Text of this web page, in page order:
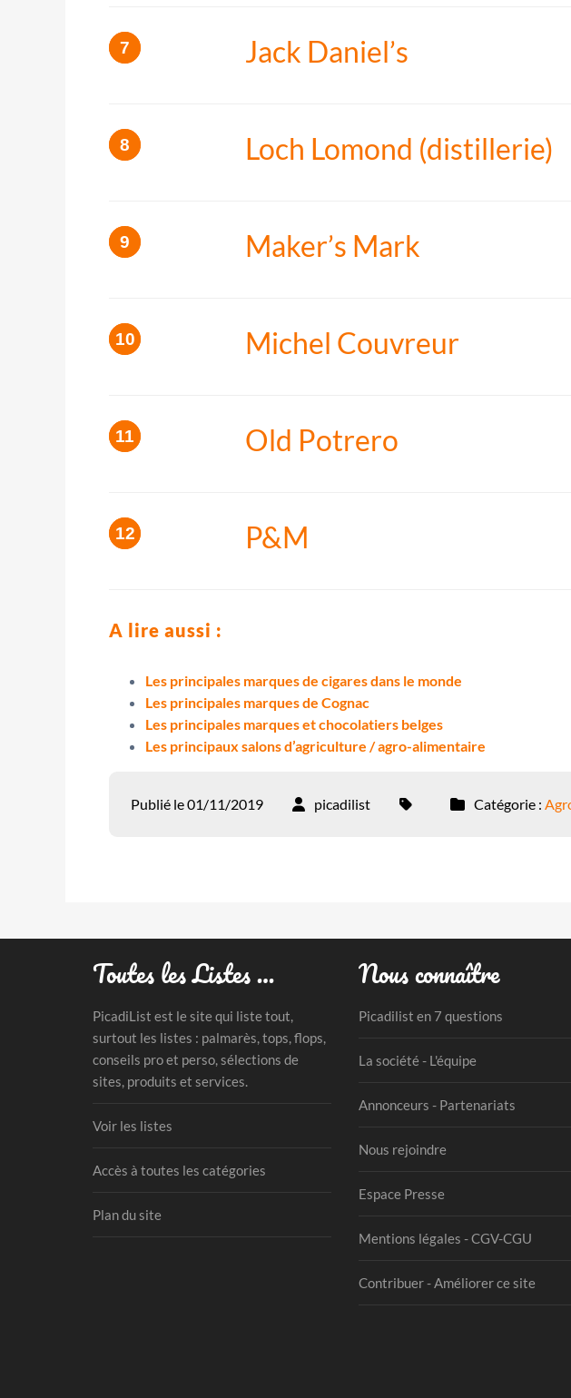
Jack Daniel’s
Loch Lomond (distillerie)
Maker’s Mark
Michel Couvreur
Old Potrero
P&M
A lire aussi :
Les principales marques de cigares dans le monde
Les principales marques de Cognac
Les principales marques et chocolatiers belges
Les principaux salons d’agriculture / agro-alimentaire
Publié le 01/11/2019 picadilist Catégorie :
Toutes les Listes …
PicadiList est le site qui liste tout,
surtout les listes : palmarès, tops, flops,
conseils pro et perso, sélections de
sites, produits et services.
Voir les listes
Accès à toutes les catégories
Plan du site
Nous connaître
Picadilist en 7 questions
La société - L'équipe
Annonceurs - Partenariats
Nous rejoindre
Espace Presse
Mentions légales - CGV-CGU
Contribuer - Améliorer ce site